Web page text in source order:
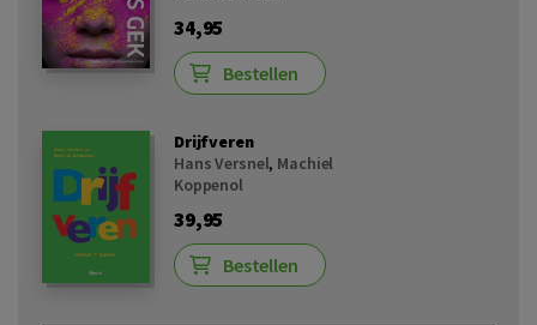
34,95
Bestellen
Drijfveren
Hans Versnel, Machiel
Koppenol
39,95
Bestellen